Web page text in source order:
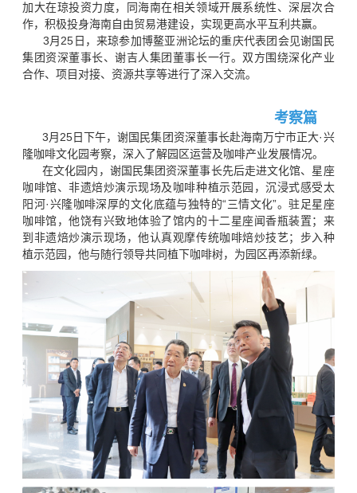
加大在琼投资力度，同海南在相关领域开展系统性、深层次合
作，积极投身海南自由贸易港建设，实现更高水平互利共赢。
3月25日，来琼参加博鳌亚洲论坛的重庆代表团会见谢国民
集团资深董事长、谢吉人集团董事长一行。双方围绕深化产业
合作、项目对接、资源共享等进行了深入交流。
考察篇
3月25日下午，谢国民集团资深董事长赴海南万宁市正大·兴
隆咖啡文化园考察，深入了解园区运营及咖啡产业发展情况。
在文化园内，谢国民集团资深董事长先后走进文化馆、星座
咖啡馆、非遗焙炒演示现场及咖啡种植示范园，沉浸式感受太
阳河·兴隆咖啡深厚的文化底蕴与独特的“三情文化”。驻足星座
咖啡馆，他饶有兴致地体验了馆内的十二星座闻香瓶装置；来
到非遗焙炒演示现场，他认真观摩传统咖啡焙炒技艺；步入种
植示范园，他与随行领导共同植下咖啡树，为园区再添新绿。